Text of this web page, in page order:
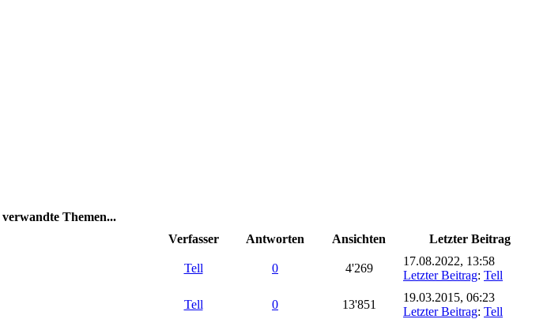
Themen...
Verfasser Antworten Ansichten Letzter Beitrag
Tell 0 4'269
17.08.2022, 13:58
Letzter Beitrag: Tell
Tell 0 13'851
19.03.2015, 06:23
Letzter Beitrag: Tell